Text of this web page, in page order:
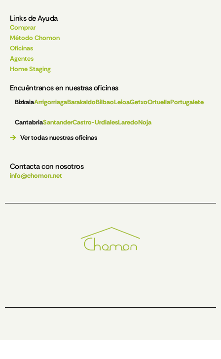
Links de Ayuda
Comprar
Método Chomon
Oficinas
Agentes
Home Staging
Encuéntranos en nuestras oficinas
BizkaiaArrigorriagaBarakaldoBilbaoLeioaGetxoOrtuellaPortugalete
CantabriaSantanderCastro-UrdialesLaredoNoja
Ver todas nuestras oficinas
Contacta con nosotros
info@chomon.net